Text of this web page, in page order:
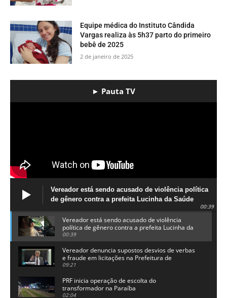
Equipe médica do Instituto Cândida
Vargas realiza às 5h37 parto do primeiro
bebê de 2025
2 de janeiro de 2025
► Pauta TV
Vereador está sendo acusado de violência política
de gênero contra a prefeita Lucinha da Saúde
00:39
Vereador está sendo acusado de violência
política de gênero contra a prefeita Lucinha da
Saúde
00:39
Vereador denuncia supostos desvios de verbas
e fraude em licitações na Prefeitura de
Alhandra
09:21
PRF inicia operação de escolta do
transformador na Paraíba
02:04